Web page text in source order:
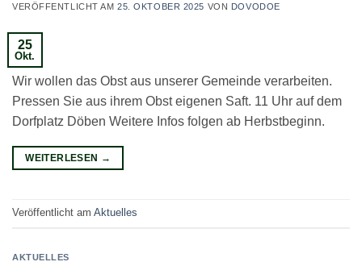
VERÖFFENTLICHT AM25. OKTOBER 2025 VON DOVODOE
25
Okt.
Wir wollen das Obst aus unserer Gemeinde verarbeiten.
Pressen Sie aus ihrem Obst eigenen Saft. 11 Uhr auf dem
Dorfplatz Döben Weitere Infos folgen ab Herbstbeginn.
WEITERLESEN →
Veröffentlicht am Aktuelles
AKTUELLES